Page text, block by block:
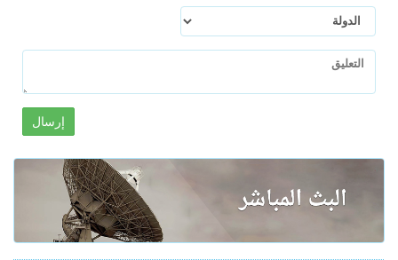
إرسال